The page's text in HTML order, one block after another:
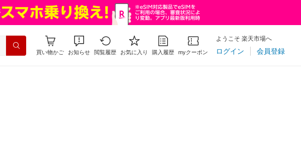
買い物かご お知らせ 閲覧履歴 お気に入り 購入履歴 myクーポン
ようこそ 楽天市場へ
ログイン 会員登録